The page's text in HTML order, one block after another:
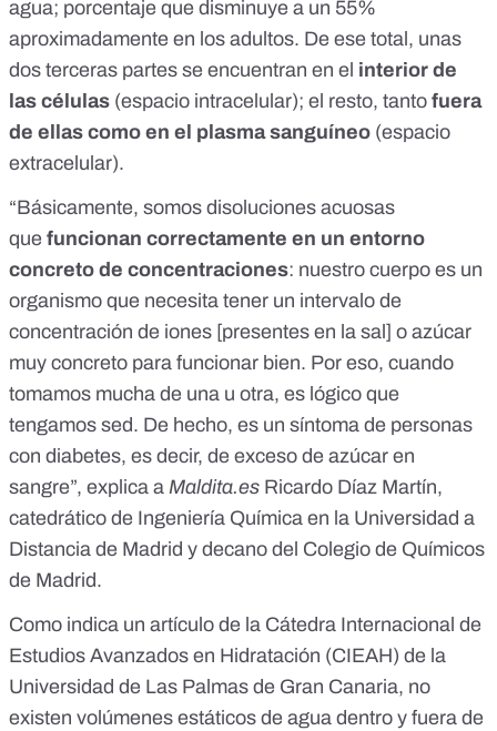
agua; porcentaje que disminuye a un 55%
aproximadamente en los adultos. De ese total, unas
dos terceras partes se encuentran en el interior de
las células (espacio intracelular); el resto, tanto fuera
de ellas como en el plasma sanguíneo (espacio
extracelular).
“Básicamente, somos disoluciones acuosas
que funcionan correctamente en un entorno
concreto de concentraciones: nuestro cuerpo es un
organismo que necesita tener un intervalo de
concentración de iones [presentes en la sal] o azúcar
muy concreto para funcionar bien. Por eso, cuando
tomamos mucha de una u otra, es lógico que
tengamos sed. De hecho, es un síntoma de personas
con diabetes, es decir, de exceso de azúcar en
sangre”, explica a Maldita.es Ricardo Díaz Martín,
catedrático de Ingeniería Química en la Universidad a
Distancia de Madrid y decano del Colegio de Químicos
de Madrid.
Como indica un artículo de la Cátedra Internacional de
Estudios Avanzados en Hidratación (CIEAH) de la
Universidad de Las Palmas de Gran Canaria, no
existen volúmenes estáticos de agua dentro y fuera de